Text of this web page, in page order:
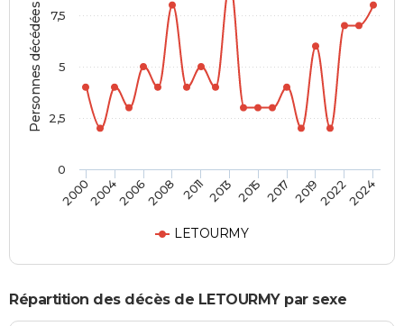
Personnes décédées
LETOURMY
2000200420062008 2011 2013 2015 2017 201920222024
0
2,5
5
7,5
Répartition des décès de LETOURMY par sexe